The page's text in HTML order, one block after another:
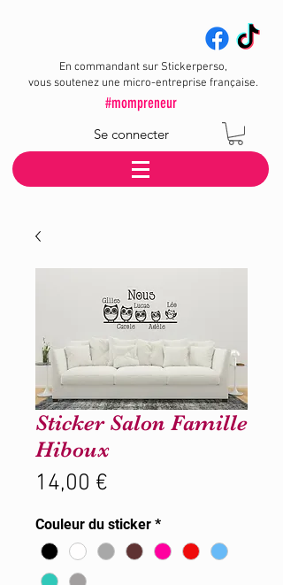
En commandant sur Stickerperso,
vous soutenez une micro-entreprise française.
#mompreneur
Se connecter
Sticker Salon Famille
Hiboux
14,00 €
Couleur du sticker *